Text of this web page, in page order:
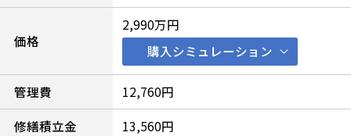
価格
2,990万円
購入シミュレーション
管理費
12,760円
修繕積立金
13,560円